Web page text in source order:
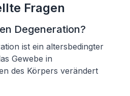
Fragen
Degeneration?
ist ein altersbedingter
Gewebe in
des Körpers verändert